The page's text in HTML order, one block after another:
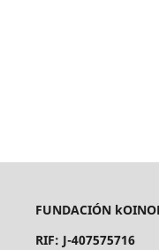
FUNDACIÓN
RIF: J-407575716